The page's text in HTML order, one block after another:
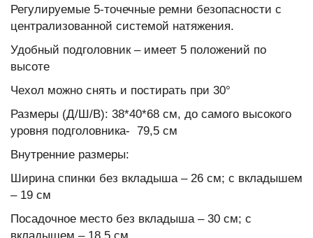
Baby
Регулируемые 5-точечные ремни безопасности c
централизованной системой натяжения.
Удобный подголовник – имеет 5 положений по
высоте
Чехол можно снять и постирать при 30°
Размеры (Д/Ш/В): 38*40*68 см, до самого высокого
уровня подголовника- 79,5 см
Внутренние размеры:
Ширина спинки без вкладыша – 26 см; с вкладышем
– 19 см
Посадочное место без вкладыша – 30 см; с